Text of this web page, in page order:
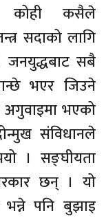
कोही कसैले
सदाको लागि
जनयुद्धबाट सबै
भएर जिउने
भएको
संविधानले
। सङ्घीयता
छन् । यो
भन्ने पनि बुझाइ